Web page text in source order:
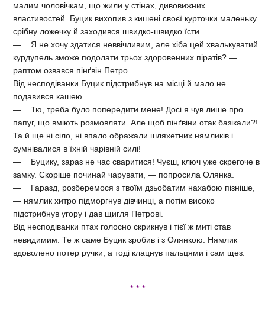
малим чоловічкам, що жили у стінах, дивовижних
властивостей. Буцик вихопив з кишені своєї курточки маленьку
срібну ложечку й заходився швидко-швидко їсти.
— Я не хочу здатися неввічливим, але хіба цей хвалькуватий
курдупель зможе подолати трьох здоровенних піратів? —
раптом озвався пінґвін Петро.
Від несподіванки Буцик підстрибнув на місці й мало не
подавився кашею.
— Тю, треба було попередити мене! Досі я чув лише про
папуг, що вміють розмовляти. Але щоб пінґвіни отак базікали?!
Та й ще ні сіло, ні впало ображали шляхетних нямликів і
сумнівалися в їхній чарівній силі!
— Буцику, зараз не час сваритися! Чуєш, ключ уже скрегоче в
замку. Скоріше починай чарувати, — попросила Олянка.
— Гаразд, розберемося з твоїм дзьобатим нахабою пізніше,
— нямлик хитро підморгнув дівчинці, а потім високо
підстрибнув угору і дав щигля Петрові.
Від несподіванки птах голосно скрикнув і тієї ж миті став
невидимим. Те ж саме Буцик зробив і з Олянкою. Нямлик
вдоволено потер ручки, а тоді клацнув пальцями і сам щез.
* * *